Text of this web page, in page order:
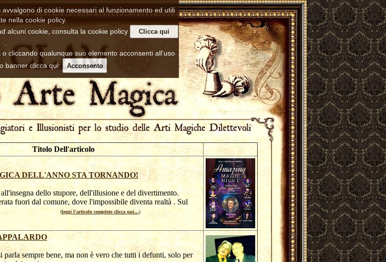
di cookie necessari al funzionamento ed utili
nella cookie policy.
alcuni cookie, consulta la cookie policy
Clicca qui
cliccando qualunque suo elemento acconsenti all’uso
banner clicca qui:
Acconsento
Titolo Dell'articolo
DELL'ANNO STA TORNANDO!
dello stupore, dell'illusione e del divertimento.
fuori dal comune, dove l'impossibile diventa realtà . Sul
Aster... (leggi l'articolo completo clicca qui...)
parla sempre bene, ma non è vero che tutti i defunti, solo per